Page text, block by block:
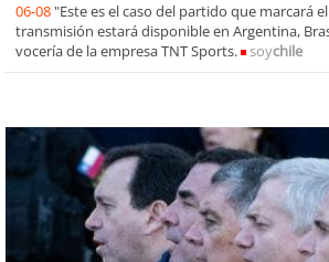
06-08 "Este es el caso del partido que marcará
transmisión estará disponible en Argentina,
vocería de la empresa TNT Sports.
soychile